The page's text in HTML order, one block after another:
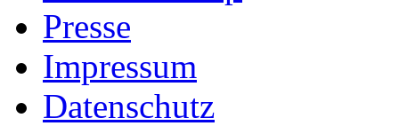
Presse
Impressum
Datenschutz